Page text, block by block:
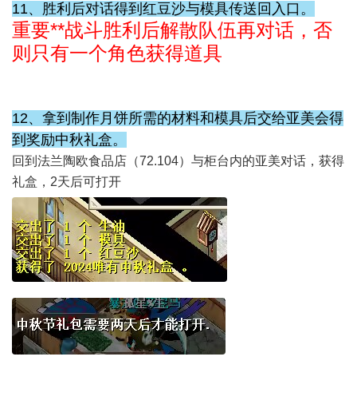
11、胜利后对话得到红豆沙与模具传送回入口。
重要**战斗胜利后解散队伍再对话，否
则只有一个角色获得道具
12、拿到制作月饼所需的材料和模具后交给亚美会得
到奖励中秋礼盒。
回到法兰陶欧食品店（72.104）与柜台内的亚美对话，获得
礼盒，2天后可打开